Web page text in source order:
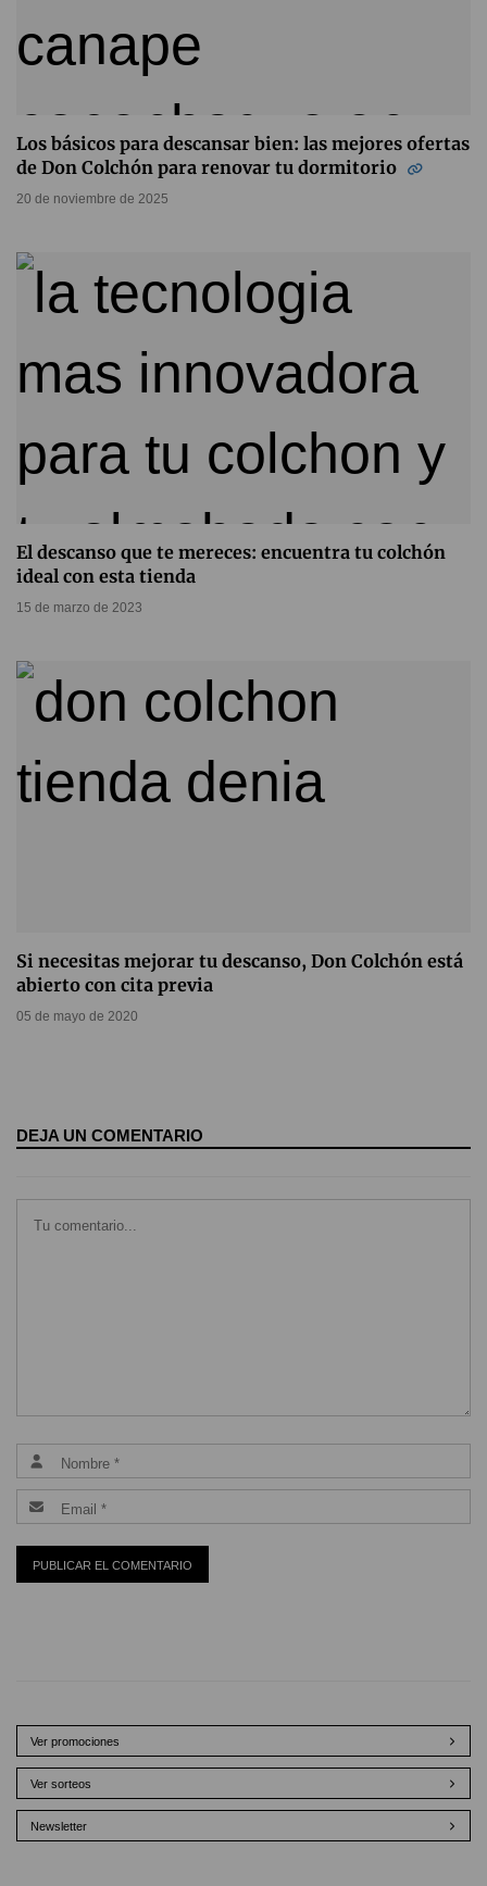
Los básicos para descansar bien: las mejores ofertas
de Don Colchón para renovar tu dormitorio
20 de noviembre de 2025
El descanso que te mereces: encuentra tu colchón
ideal con esta tienda
15 de marzo de 2023
Si necesitas mejorar tu descanso, Don Colchón está
abierto con cita previa
05 de mayo de 2020
DEJA UN COMENTARIO
Ver promociones
Ver sorteos
Newsletter